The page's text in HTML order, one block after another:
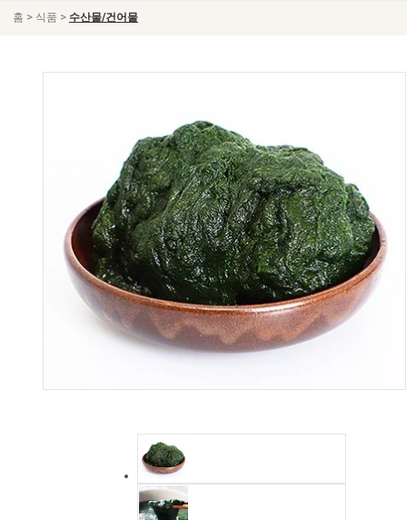
홈 > 식품 > 수산물/건어물